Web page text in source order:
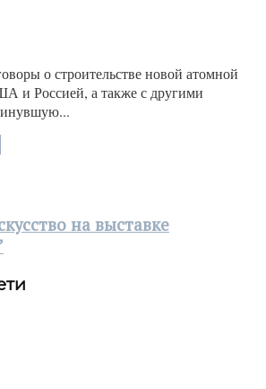
о строительстве новой атомной
и Россией, а также с другими
на выставке